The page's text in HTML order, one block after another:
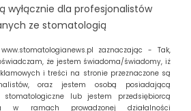
zgodą
wrażenia, korzystamy z technologii,
przechowywania i/lub uzyskiwania
wyłącznie dla profesjonalistów
ze stomatologią
zaznaczając - Tak,
oświadczam, że jestem świadoma/świadomy, iż
i treści na stronie przeznaczone są
oraz jestem osobą posiadającą
stomatologiczne lub jestem przedsiębiorcą
w ramach prowadzonej działalności
pod patronatem Fundacji do
ustnej, odbyło...
Szukaj